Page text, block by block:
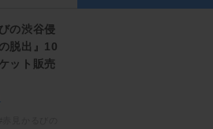
の渋谷侵
脱出』10
ット販売